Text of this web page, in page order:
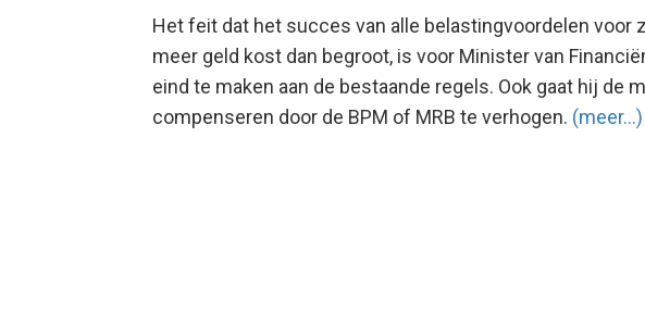
Het feit dat het succes van alle belastingvoordelen voor
meer geld kost dan begroot, is voor Minister van
eind te maken aan de bestaande regels. Ook gaat hij de
compenseren door de BPM of MRB te verhogen. (meer…)